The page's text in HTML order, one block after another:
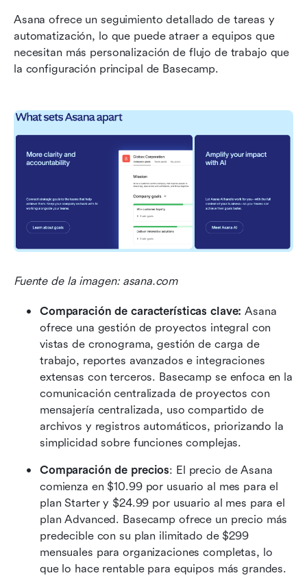
Asana ofrece un seguimiento detallado de tareas y
automatización, lo que puede atraer a equipos que
necesitan más personalización de flujo de trabajo que
la configuración principal de Basecamp.
Fuente de la imagen: asana.com
Comparación de características clave: Asana
ofrece una gestión de proyectos integral con
vistas de cronograma, gestión de carga de
trabajo, reportes avanzados e integraciones
extensas con terceros. Basecamp se enfoca en la
comunicación centralizada de proyectos con
mensajería centralizada, uso compartido de
archivos y registros automáticos, priorizando la
simplicidad sobre funciones complejas.
Comparación de precios: El precio de Asana
comienza en $10.99 por usuario al mes para el
plan Starter y $24.99 por usuario al mes para el
plan Advanced. Basecamp ofrece un precio más
predecible con su plan ilimitado de $299
mensuales para organizaciones completas, lo
que lo hace rentable para equipos más grandes.